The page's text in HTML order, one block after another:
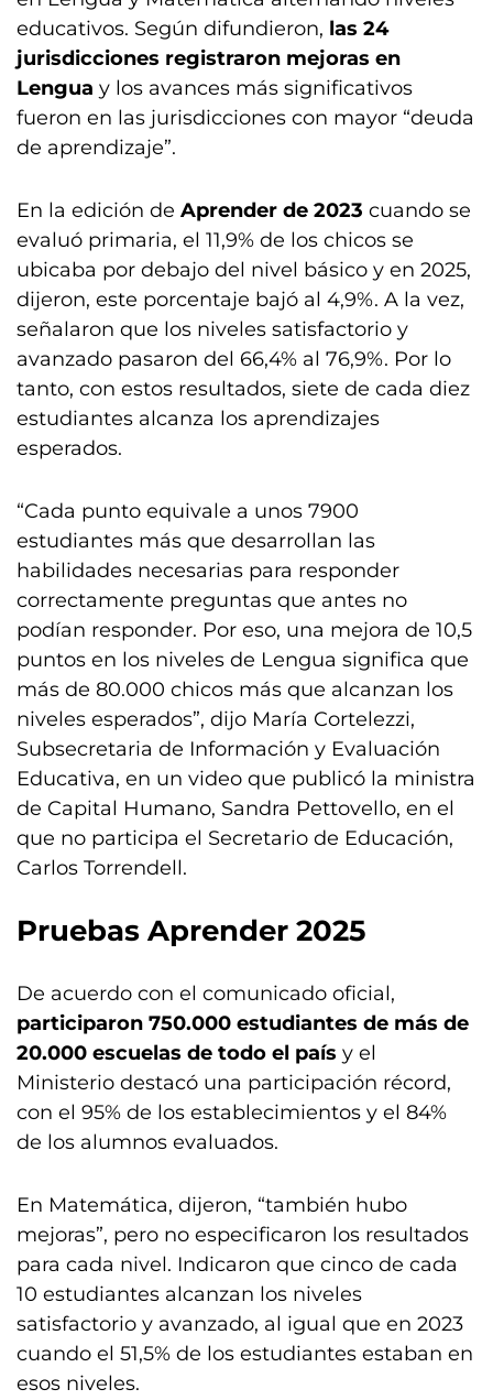
educativos. Según difundieron, las 24
jurisdicciones registraron mejoras en
Lengua y los avances más significativos
fueron en las jurisdicciones con mayor “deuda
de aprendizaje”.
En la edición de Aprender de 2023 cuando se
evaluó primaria, el 11,9% de los chicos se
ubicaba por debajo del nivel básico y en 2025,
dijeron, este porcentaje bajó al 4,9%. A la vez,
señalaron que los niveles satisfactorio y
avanzado pasaron del 66,4% al 76,9%. Por lo
tanto, con estos resultados, siete de cada diez
estudiantes alcanza los aprendizajes
esperados.
“Cada punto equivale a unos 7900
estudiantes más que desarrollan las
habilidades necesarias para responder
correctamente preguntas que antes no
podían responder. Por eso, una mejora de 10,5
puntos en los niveles de Lengua significa que
más de 80.000 chicos más que alcanzan los
niveles esperados”, dijo María Cortelezzi,
Subsecretaria de Información y Evaluación
Educativa, en un video que publicó la ministra
de Capital Humano, Sandra Pettovello, en el
que no participa el Secretario de Educación,
Carlos Torrendell.
Pruebas Aprender 2025
De acuerdo con el comunicado oficial,
participaron 750.000 estudiantes de más de
20.000 escuelas de todo el país y el
Ministerio destacó una participación récord,
con el 95% de los establecimientos y el 84%
de los alumnos evaluados.
En Matemática, dijeron, “también hubo
mejoras”, pero no especificaron los resultados
para cada nivel. Indicaron que cinco de cada
10 estudiantes alcanzan los niveles
satisfactorio y avanzado, al igual que en 2023
cuando el 51,5% de los estudiantes estaban en
esos niveles.